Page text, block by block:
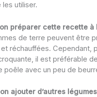
les utiliser.
préparer cette recette à
de terre peuvent être
et réchauffées. Cependant,
il est préférable
poêle avec un peu de
ajouter d’autres